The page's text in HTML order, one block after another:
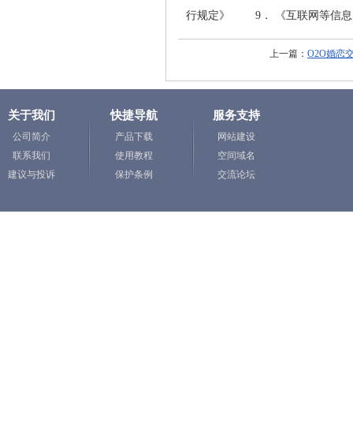
行规定》 9． 《互联网等信息
上一篇： O2O婚恋
关于我们
公司简介
联系我们
建议与投诉
快捷导航
产品下载
使用教程
保护条例
服务支持
网站建设
空间域名
交流论坛